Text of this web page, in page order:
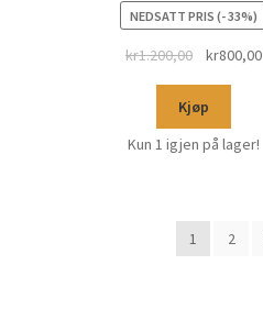
NEDSATT PRIS (- 33%)
kr1.200,00 kr800,00
Kjøp
Kun 1 igjen på lager!
1 2